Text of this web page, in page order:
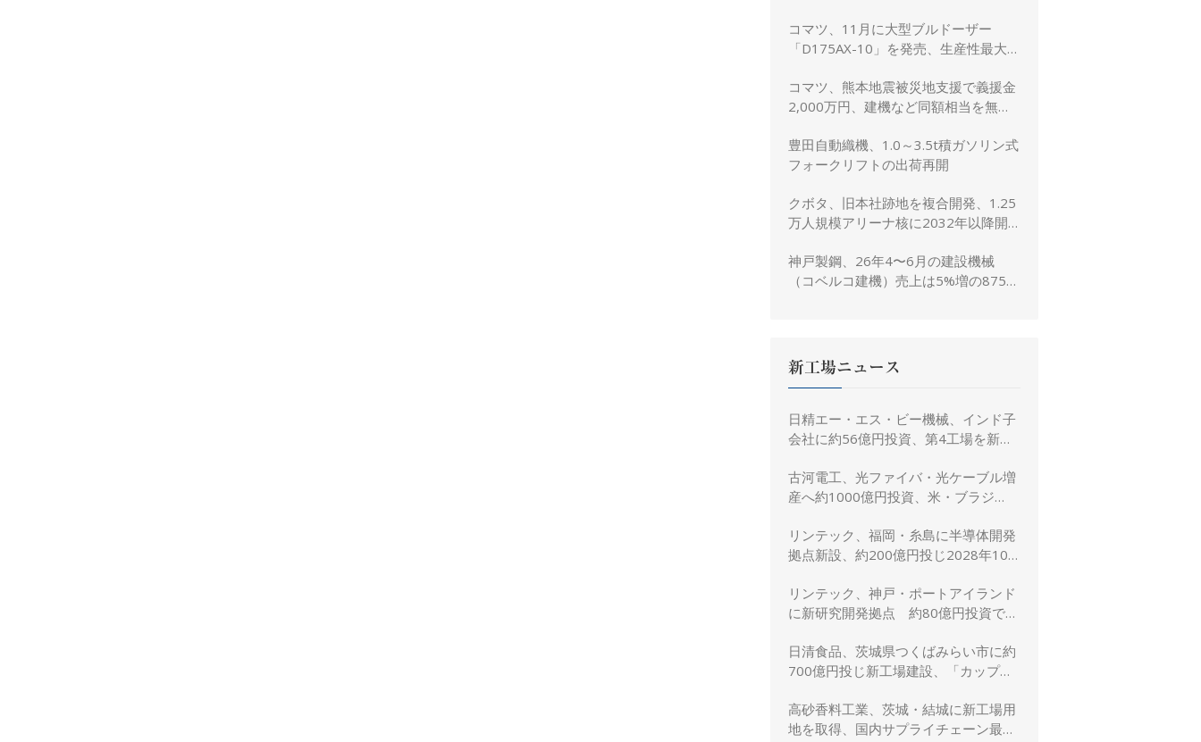
コマツ、11月に大型ブルドーザー
「D175AX-10」を発売、生産性最大
コマツ、熊本地震被災地支援で義援金
2,000万円、建機など同額相当を無償
豊田自動織機、1.0～3.5t積ガソリン式
フォークリフトの出荷再開
クボタ、旧本社跡地を複合開発、1.25
万人規模アリーナ核に2032年以降開
神戸製鋼、26年4〜6月の建設機械
（コベルコ建機）売上は5%増の875億
新工場ニュース
日精エー・エス・ビー機械、インド子
会社に約56億円投資、第4工場を新設
古河電工、光ファイバ・光ケーブル増
産へ約1000億円投資、米・ブラジ
リンテック、福岡・糸島に半導体開発
拠点新設、約200億円投じ2028年10
リンテック、神戸・ポートアイランド
に新研究開発拠点 約80億円投資で新
日清食品、茨城県つくばみらい市に約
700億円投じ新工場建設、「カップヌ
高砂香料工業、茨城・結城に新工場用
地を取得、国内サプライチェーン最適